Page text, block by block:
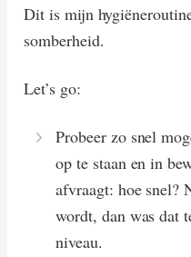
Dit is mijn
somberheid.
Let’s go:
Probeer zo snel
op te staan en in
afvraagt: hoe snel?
wordt, dan was dat
niveau.